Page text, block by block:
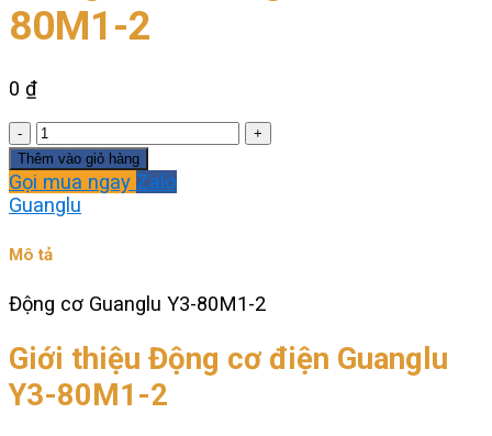
80M1-2
0 ₫
Động
cơ
Guanglu
Y3-
80M1-
2
Thêm vào giỏ hàng
Gọi mua ngay Zalo
Guanglu
Mô tả
Động cơ Guanglu Y3-80M1-2
Giới thiệu Động cơ điện Guanglu
Y3-80M1-2